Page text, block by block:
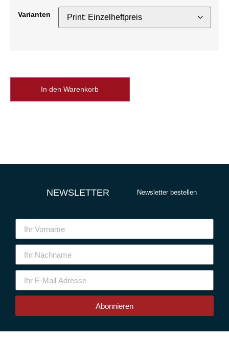
Varianten
In den Warenkorb
NEWSLETTER Newsletter bestellen
Abonnieren